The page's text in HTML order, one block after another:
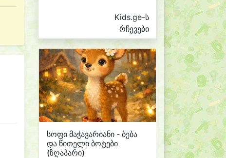
Kids.ge-ს
რჩევები
სოფი მაჭავარიანი - ბება
და წითელი ბოტები
(ზღაპარი)